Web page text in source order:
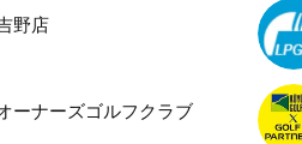
野店
ーナーズゴルフクラブ